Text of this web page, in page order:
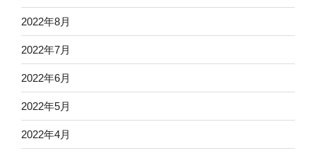
2022年8月
2022年7月
2022年6月
2022年5月
2022年4月